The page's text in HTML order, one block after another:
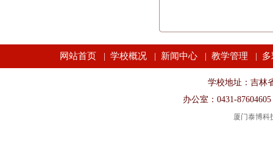
网站首页 学校概况 新闻中心 教学管理
学校地址：吉林
办公室：0431-
厦门泰博科